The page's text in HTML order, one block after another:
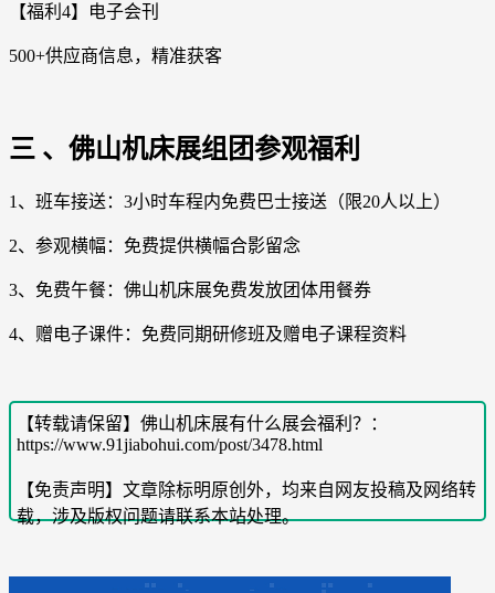
【福利4】电子会刊
500+供应商信息，精准获客
三 、佛山机床展组团参观福利
1、班车接送：3小时车程内免费巴士接送（限20人以上）
2、参观横幅：免费提供横幅合影留念
3、免费午餐：佛山机床展免费发放团体用餐券
4、赠电子课件：免费同期研修班及赠电子课程资料
【转载请保留】佛山机床展有什么展会福利？：
https://www.91jiabohui.com/post/3478.html
【免责声明】文章除标明原创外，均来自网友投稿及网络转
载，涉及版权问题请联系本站处理。